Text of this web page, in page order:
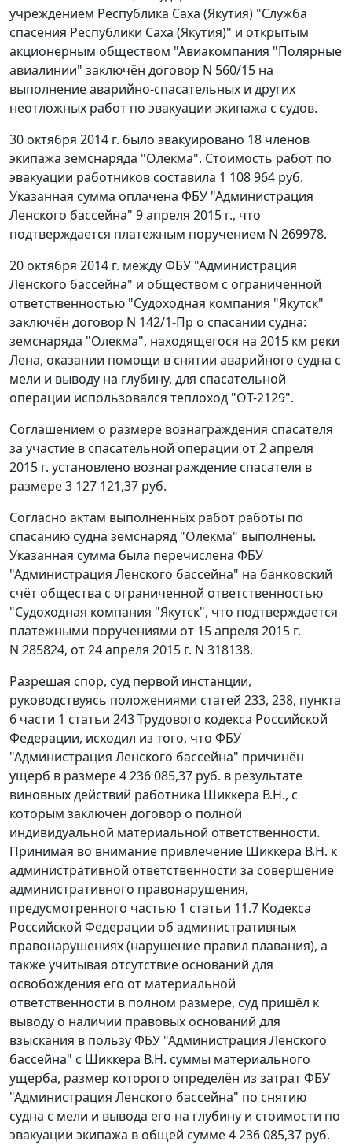
учреждением Республика Саха (Якутия) "Служба
спасения Республики Саха (Якутия)" и открытым
акционерным обществом "Авиакомпания "Полярные
авиалинии" заключён договор N 560/15 на
выполнение аварийно-спасательных и других
неотложных работ по эвакуации экипажа с судов.
30 октября 2014 г. было эвакуировано 18 членов
экипажа земснаряда "Олекма". Стоимость работ по
эвакуации работников составила 1 108 964 руб.
Указанная сумма оплачена ФБУ "Администрация
Ленского бассейна" 9 апреля 2015 г., что
подтверждается платежным поручением N 269978.
20 октября 2014 г. между ФБУ "Администрация
Ленского бассейна" и обществом с ограниченной
ответственностью "Судоходная компания "Якутск"
заключён договор N 142/1-Пр о спасании судна:
земснаряда "Олекма", находящегося на 2015 км реки
Лена, оказании помощи в снятии аварийного судна с
мели и выводу на глубину, для спасательной
операции использовался теплоход "ОТ-2129".
Соглашением о размере вознаграждения спасателя
за участие в спасательной операции от 2 апреля
2015 г. установлено вознаграждение спасателя в
размере 3 127 121,37 руб.
Согласно актам выполненных работ работы по
спасанию судна земснаряд "Олекма" выполнены.
Указанная сумма была перечислена ФБУ
"Администрация Ленского бассейна" на банковский
счёт общества с ограниченной ответственностью
"Судоходная компания "Якутск", что подтверждается
платежными поручениями от 15 апреля 2015 г.
N 285824, от 24 апреля 2015 г. N 318138.
Разрешая спор, суд первой инстанции,
руководствуясь положениями статей 233, 238, пункта
6 части 1 статьи 243 Трудового кодекса Российской
Федерации, исходил из того, что ФБУ
"Администрация Ленского бассейна" причинён
ущерб в размере 4 236 085,37 руб. в результате
виновных действий работника Шиккера В.Н., с
которым заключен договор о полной
индивидуальной материальной ответственности.
Принимая во внимание привлечение Шиккера В.Н. к
административной ответственности за совершение
административного правонарушения,
предусмотренного частью 1 статьи 11.7 Кодекса
Российской Федерации об административных
правонарушениях (нарушение правил плавания), а
также учитывая отсутствие оснований для
освобождения его от материальной
ответственности в полном размере, суд пришёл к
выводу о наличии правовых оснований для
взыскания в пользу ФБУ "Администрация Ленского
бассейна" с Шиккера В.Н. суммы материального
ущерба, размер которого определён из затрат ФБУ
"Администрация Ленского бассейна" по снятию
судна с мели и вывода его на глубину и стоимости по
эвакуации экипажа в общей сумме 4 236 085,37 руб.